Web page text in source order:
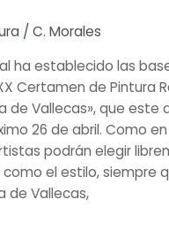
/ C. Morales
ha establecido las
Certamen de Pintura
de Vallecas», que este
26 de abril. Como
podrán elegir
el estilo, siempre
de Vallecas,